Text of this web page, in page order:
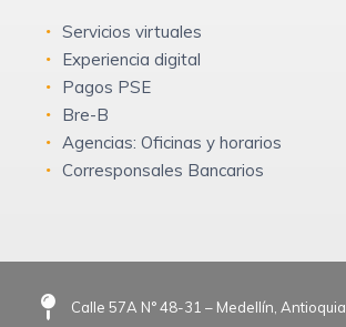
Servicios virtuales
Experiencia digital
Pagos PSE
Bre-B
Agencias: Oficinas y horarios
Corresponsales Bancarios
Calle 57A N° 48-31 – Medellín, Antioquia